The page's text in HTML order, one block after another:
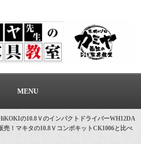
MENU
の10.8ＶのインパクトドライバーWH12DA
売！マキタの10.8ＶコンボキットCK1006と比べ